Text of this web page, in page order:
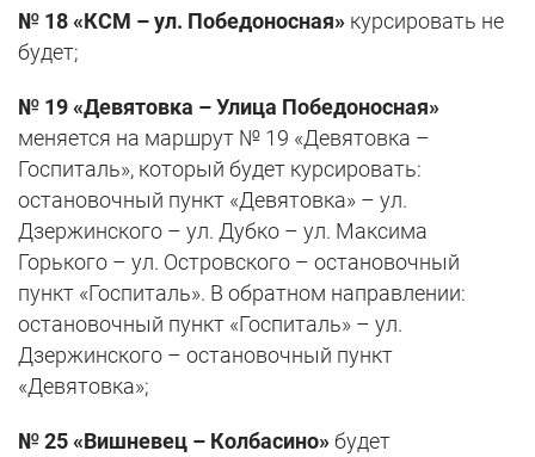
№ 18 «КСМ – ул. Победоносная» курсировать не
будет;
№ 19 «Девятовка – Улица Победоносная»
меняется на маршрут № 19 «Девятовка –
Госпиталь», который будет курсировать:
остановочный пункт «Девятовка» – ул.
Дзержинского – ул. Дубко – ул. Максима
Горького – ул. Островского – остановочный
пункт «Госпиталь». В обратном направлении:
остановочный пункт «Госпиталь» – ул.
Дзержинского – остановочный пункт
«Девятовка»;
№ 25 «Вишневец – Колбасино»будет